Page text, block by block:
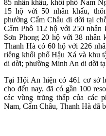
85 nhân khẩu, khối phố Nam
15 hộ với 50 nhân khẩu,
phường Cẩm Châu di dời tại
Cẩm Phô 112 hộ với 250 nhân
Sơn Phong 20 hộ với 38 nhân
Thanh Hà có 60 hộ với 226
riêng khối phố Hậu Xá và khu
di dời; phường Minh An di dời
Tại Hội An hiện có 461 cơ sở
cho đến nay, đã có gần 100
các vùng trũng thấp của các
Nam, Cẩm Châu, Thanh Hà đã